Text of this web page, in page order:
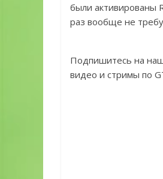
были активированы
раз вообще не
Подпишитесь на
видео и стримы по